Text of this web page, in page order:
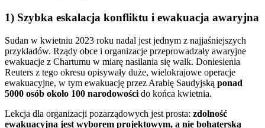
1) Szybka eskalacja konfliktu i ewakuacja awaryjna
Sudan w kwietniu 2023 roku nadal jest jednym z najjaśniejszych
przykładów. Rządy obce i organizacje przeprowadzały awaryjne
ewakuacje z Chartumu w miarę nasilania się walk. Doniesienia
Reuters z tego okresu opisywały duże, wielokrajowe operacje
ewakuacyjne, w tym ewakuację przez Arabię Saudyjską ponad
5000 osób około 100 narodowości do końca kwietnia.
Lekcja dla organizacji pozarządowych jest prosta: zdolność
ewakuacyjna jest wyborem projektowym, a nie bohaterską